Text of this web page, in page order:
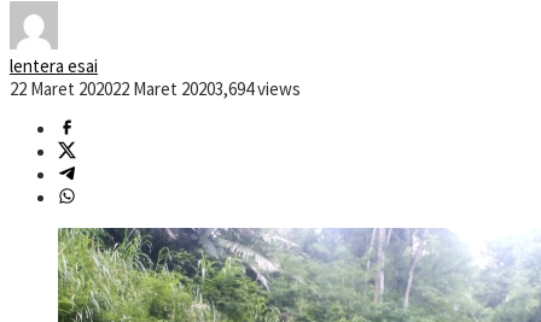
lentera esai
22 Maret 202022 Maret 20203,694 views